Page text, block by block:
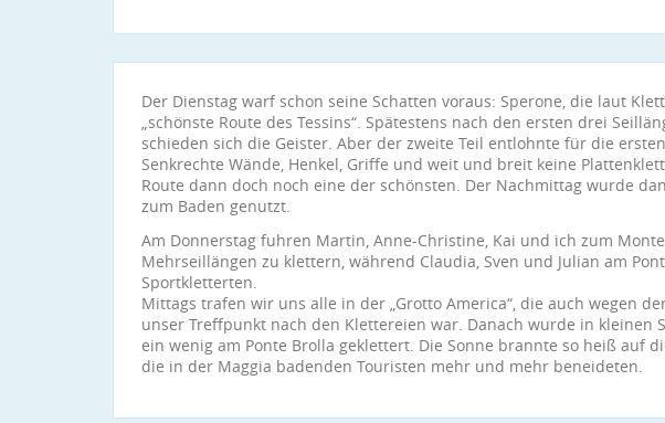
Der Dienstag warf schon seine Schatten voraus: Sperone, die laut
„schönste Route des Tessins“. Spätestens nach den ersten drei
schieden sich die Geister. Aber der zweite Teil entlohnte für die
Senkrechte Wände, Henkel, Griffe und weit und breit keine
Route dann doch noch eine der schönsten. Der Nachmittag wurde
zum Baden genutzt.
Am Donnerstag fuhren Martin, Anne-Christine, Kai und ich zum
Mehrseillängen zu klettern, während Claudia, Sven und Julian am
Sportkletterten.
Mittags trafen wir uns alle in der „Grotto America“, die auch wegen
unser Treffpunkt nach den Klettereien war. Danach wurde in kleinen
ein wenig am Ponte Brolla geklettert. Die Sonne brannte so heiß auf
die in der Maggia badenden Touristen mehr und mehr beneideten.